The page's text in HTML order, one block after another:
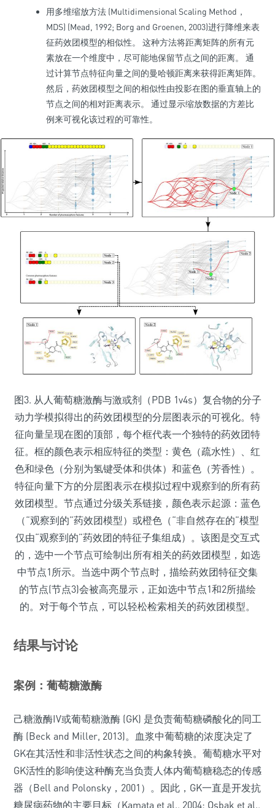
用多维缩放方法 (Multidimensional Scaling Method，
MDS) (Mead, 1992; Borg and Groenen, 2003)进行降维来表
征药效团模型的相似性。 这种方法将距离矩阵的所有元
素放在一个维度中，尽可能地保留节点之间的距离。 通
过计算节点特征向量之间的曼哈顿距离来获得距离矩阵。
然后，药效团模型之间的相似性由投影在图的垂直轴上的
节点之间的相对距离表示。 通过显示缩放数据的方差比
例来可视化该过程的可靠性。
图3. 从人葡萄糖激酶与激或剂（PDB 1v4s）复合物的分子
动力学模拟得出的药效团模型的分层图表示的可视化。特
征向量呈现在图的顶部，每个框代表一个独特的药效团特
征。框的颜色表示相应特征的类型：黄色（疏水性）、红
色和绿色（分别为氢键受体和供体）和蓝色（芳香性）。
特征向量下方的分层图表示在模拟过程中观察到的所有药
效团模型。节点通过分级关系链接，颜色表示起源：蓝色
（“观察到的”药效团模型）或橙色（“非自然存在的”模型
仅由“观察到的”药效团的特征子集组成）。该图是交互式
的，选中一个节点可绘制出所有相关的药效团模型，如选
中节点1所示。当选中两个节点时，描绘药效团特征交集
的节点(节点3)会被高亮显示，正如选中节点1和2所描绘
的。对于每个节点，可以轻松检索相关的药效团模型。
结果与讨论
案例：葡萄糖激酶
己糖激酶IV或葡萄糖激酶 (GK) 是负责葡萄糖磷酸化的同工
酶 (Beck and Miller, 2013)。血浆中葡萄糖的浓度决定了
GK在其活性和非活性状态之间的构象转换。葡萄糖水平对
GK活性的影响使这种酶充当负责人体内葡萄糖稳态的传感
器（Bell and Polonsky，2001）。因此，GK一直是开发抗
糖尿病药物的主要目标（Kamata et al., 2004; Osbak et al.,